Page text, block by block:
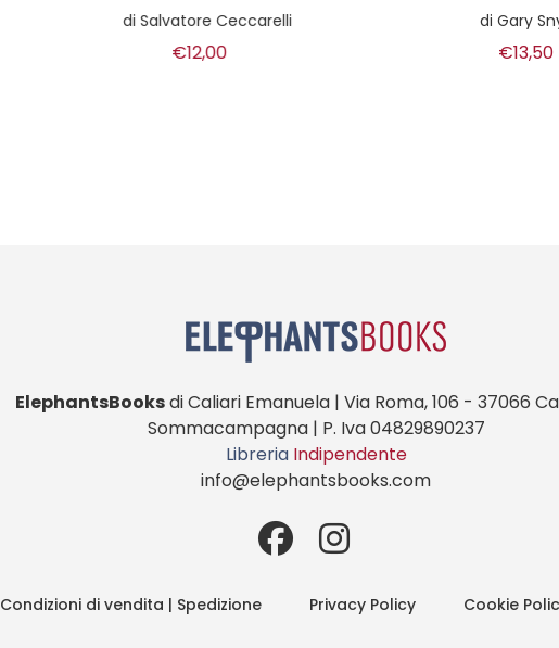
Salvatore Ceccarelli Gary Snyder
€13,50
ElephantsBooksdi Caliari Emanuela | Via Roma, 106 - 37066
Sommacampagna | P. Iva 04829890237
Libreria Indipendente
info@elephantsbooks.com
Condizioni di vendita | Spedizione Privacy Policy Cookie